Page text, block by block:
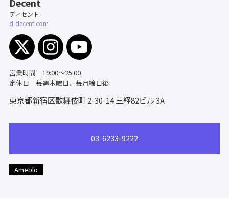
Decent
ディセント
d-decent.com
営業時間 19:00～25:00
定休日 毎週木曜日、毎月締日後
東京都新宿区歌舞伎町 2-30-14三経82ビル 3A
03-6233-9222
Ameblo